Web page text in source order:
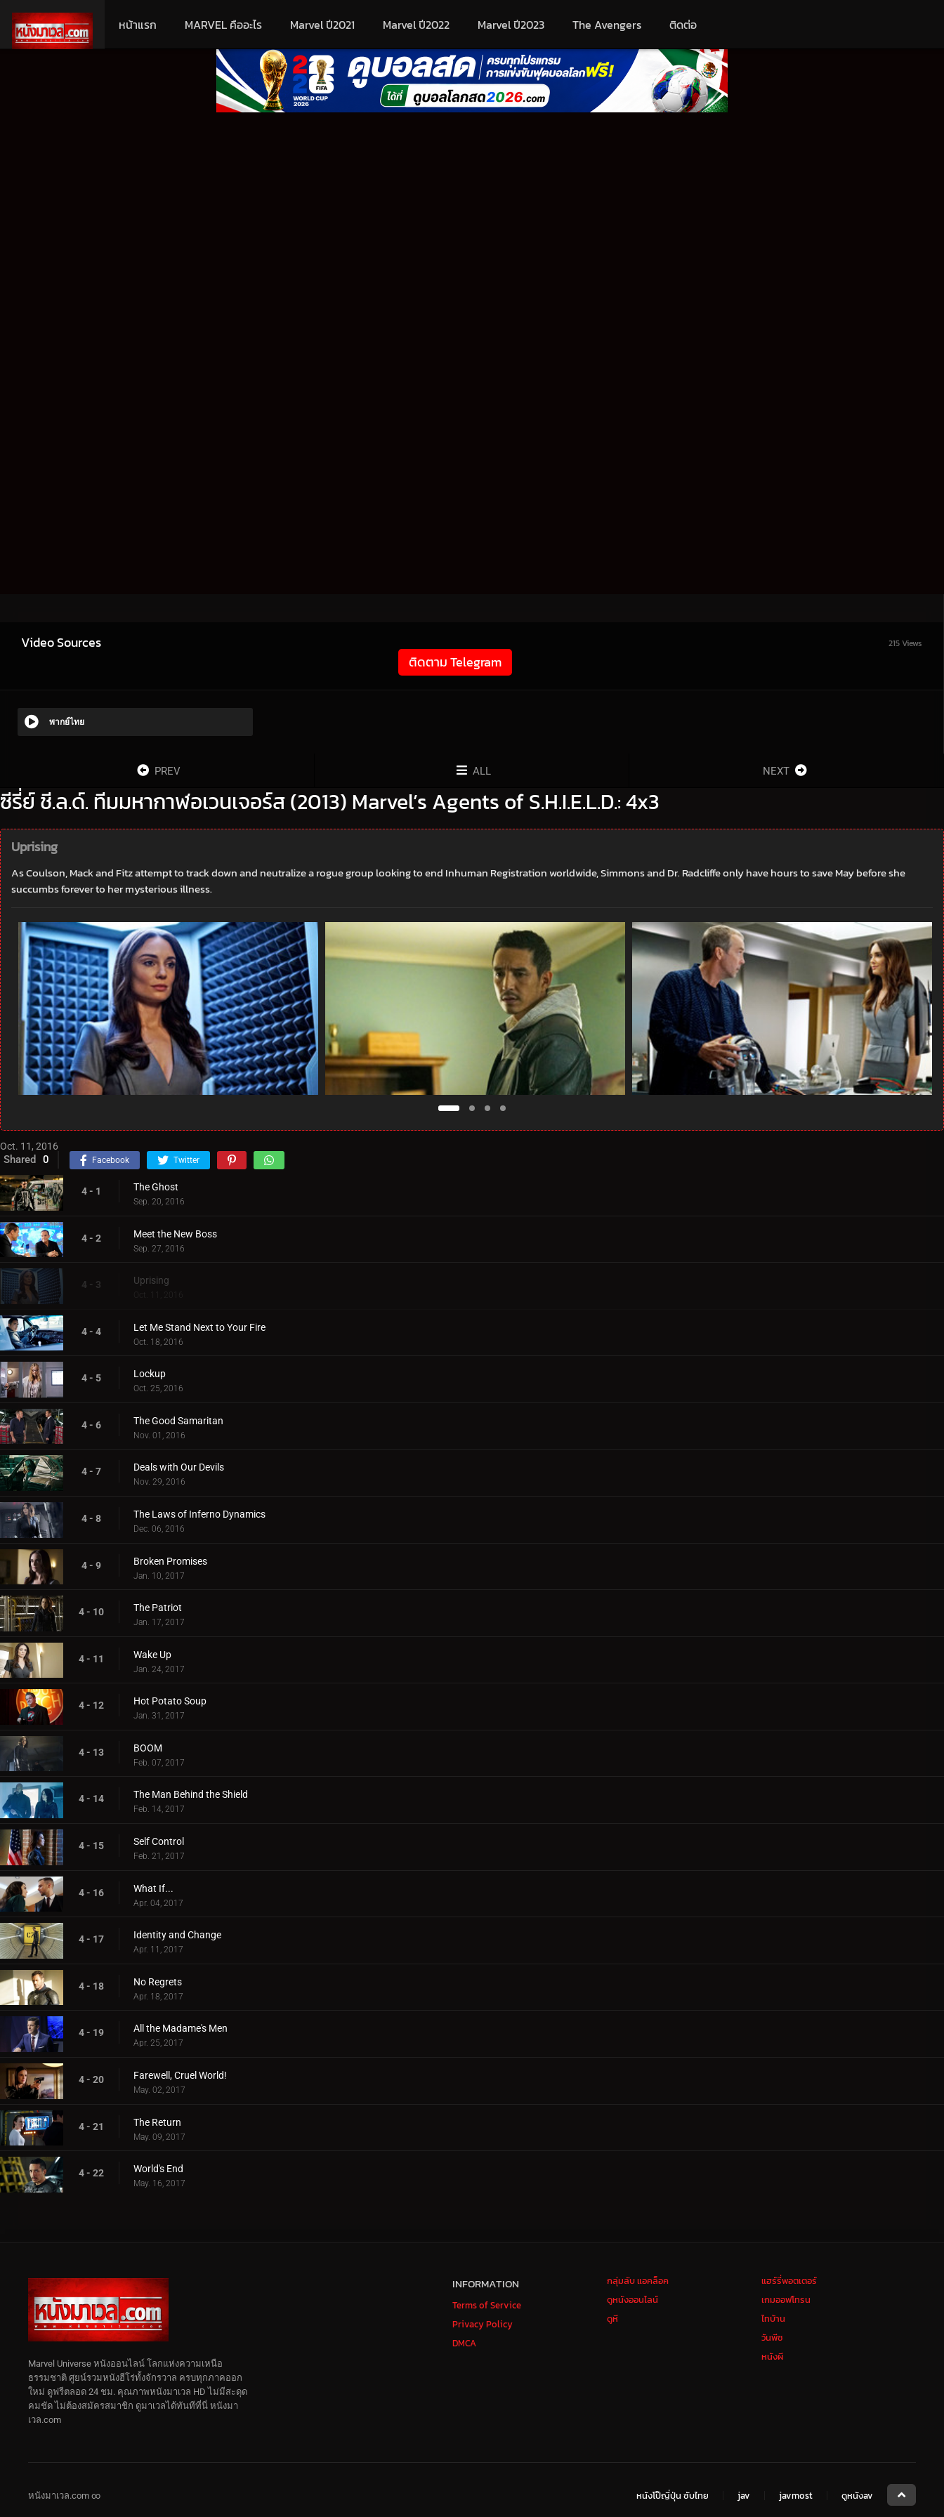
หน้าแรก MARVEL คืออะไร Marvel ปี2021 Marvel ปี2022 Marvel ปี2023 The Avengers ติดต่อ
Video Sources 215 Views
ติดตาม Telegram
พากย์ไทย
PREV ALL NEXT
ซีรี่ย์ ชี.ล.ด์. ทีมมหากาฬอเวนเจอร์ส (2013) Marvel’s Agents of S.H.I.E.L.D.: 4x3
Uprising
As Coulson, Mack and Fitz attempt to track down and neutralize a rogue group looking to end Inhuman Registration worldwide, Simmons and Dr. Radcliffe only have hours to save May before she
succumbs forever to her mysterious illness.
Oct. 11, 2016
Shared 0 Facebook Twitter
4 - 1 The Ghost
Sep. 20, 2016
4 - 2 Meet the New Boss
Sep. 27, 2016
4 - 3 Uprising
Oct. 11, 2016
4 - 4 Let Me Stand Next to Your Fire
Oct. 18, 2016
4 - 5 Lockup
Oct. 25, 2016
4 - 6 The Good Samaritan
Nov. 01, 2016
4 - 7 Deals with Our Devils
Nov. 29, 2016
4 - 8 The Laws of Inferno Dynamics
Dec. 06, 2016
4 - 9 Broken Promises
Jan. 10, 2017
4 - 10 The Patriot
Jan. 17, 2017
4 - 11 Wake Up
Jan. 24, 2017
4 - 12 Hot Potato Soup
Jan. 31, 2017
4 - 13 BOOM
Feb. 07, 2017
4 - 14 The Man Behind the Shield
Feb. 14, 2017
4 - 15 Self Control
Feb. 21, 2017
4 - 16 What If...
Apr. 04, 2017
4 - 17 Identity and Change
Apr. 11, 2017
4 - 18 No Regrets
Apr. 18, 2017
4 - 19 All the Madame's Men
Apr. 25, 2017
4 - 20 Farewell, Cruel World!
May. 02, 2017
4 - 21 The Return
May. 09, 2017
4 - 22 World's End
May. 16, 2017
INFORMATION
Terms of Service
Privacy Policy
DMCA
กลุ่มลับ แอคล็อค
ดูหนังออนไลน์
ดูหี
แฮร์รี่พอตเตอร์
เกมออฟโทรน
ไทบ้าน
วันพีช
หนังผี
Marvel Universe หนังออนไลน์ โลกแห่งความเหนือ
ธรรมชาติ ศูยน์รวมหนังฮีโร่ทั้งจักรวาล ครบทุกภาคออก
ใหม่ ดูฟรีตลอด 24 ชม. คุณภาพหนังมาเวล HD ไม่มีสะดุด
คมชัด ไม่ต้องสมัครสมาชิก ดูมาเวลได้ทันทีที่นี่ หนังมา
เวล.com
หนังมาเวล.com ∞ หนังโป๊ญี่ปุ่น ซับไทย jav javmost ดูหนังav